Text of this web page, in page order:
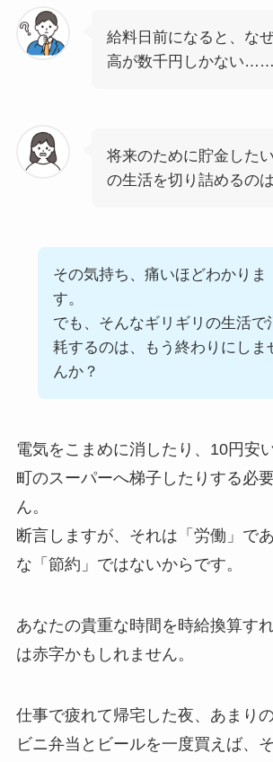
給料日前になると、な
高が数千円しかない……
将来のために貯金した
の生活を切り詰めるの
その気持ち、痛いほどわかりま
す。
でも、そんなギリギリの生活で
耗するのは、もう終わりにしま
んか？
電気をこまめに消したり、10円安
町のスーパーへ梯子したりする必
ん。
断言しますが、それは 「労働」で
な「節約」ではないからです。
あなたの貴重な時間を時給換算す
は赤字かもしれません。
仕事で疲れて帰宅した夜、あまり
ビニ弁当とビールを一度買えば、